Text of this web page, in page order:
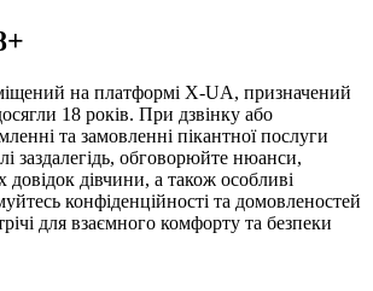
на платформі X-UA, призначений
18 років. При дзвінку або
та замовленні пікантної послуги
заздалегідь, обговорюйте нюанси,
довідок дівчини, а також особливі
конфіденційності та домовленостей
для взаємного комфорту та безпеки